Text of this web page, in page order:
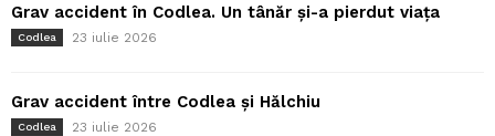
Grav accident în Codlea. Un tânăr și-a pierdut viața
Codlea 23 iulie 2026
Grav accident între Codlea și Hălchiu
Codlea 23 iulie 2026